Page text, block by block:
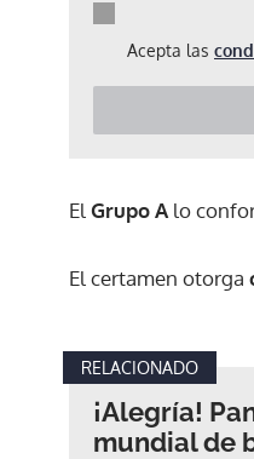
Acepta las
El Grupo A lo
El certamen otorga
RELACIONADO
¡Alegría!
mundial de